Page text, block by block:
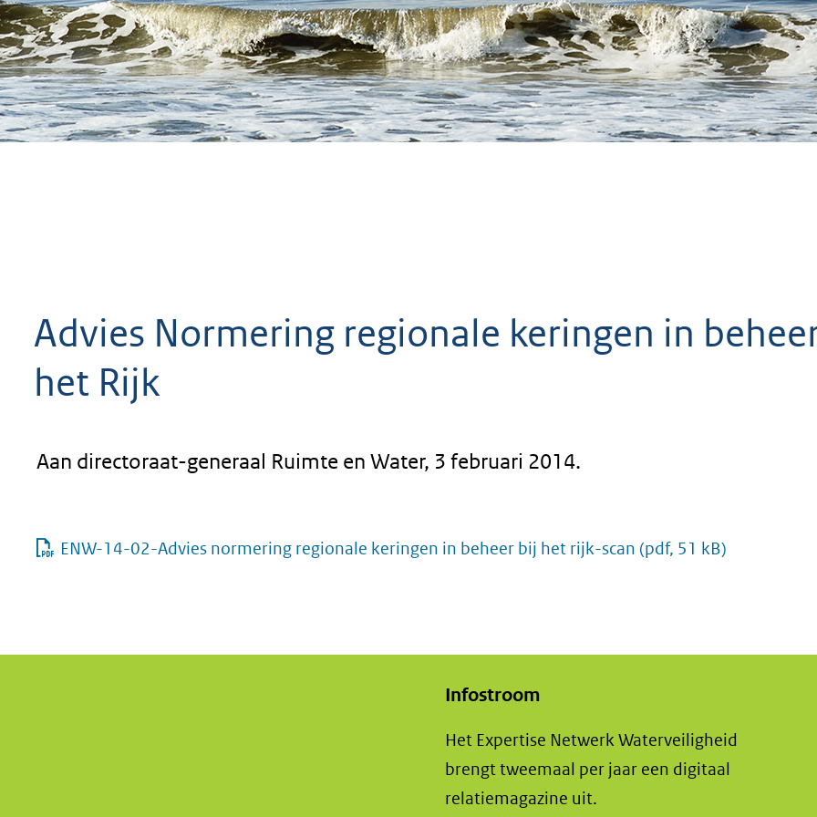
geweigerd.
Advies Normering regionale keringen in
het Rijk
Aan directoraat-generaal Ruimte en Water, 3 februari 2014.
ENW-14-02-Advies normering regionale keringen in beheer bij het rijk-scan (pdf, 51 kB)
Infostroom
Het Expertise Netwerk Waterveiligheid
brengt tweemaal per jaar een digitaal
relatiemagazine uit.